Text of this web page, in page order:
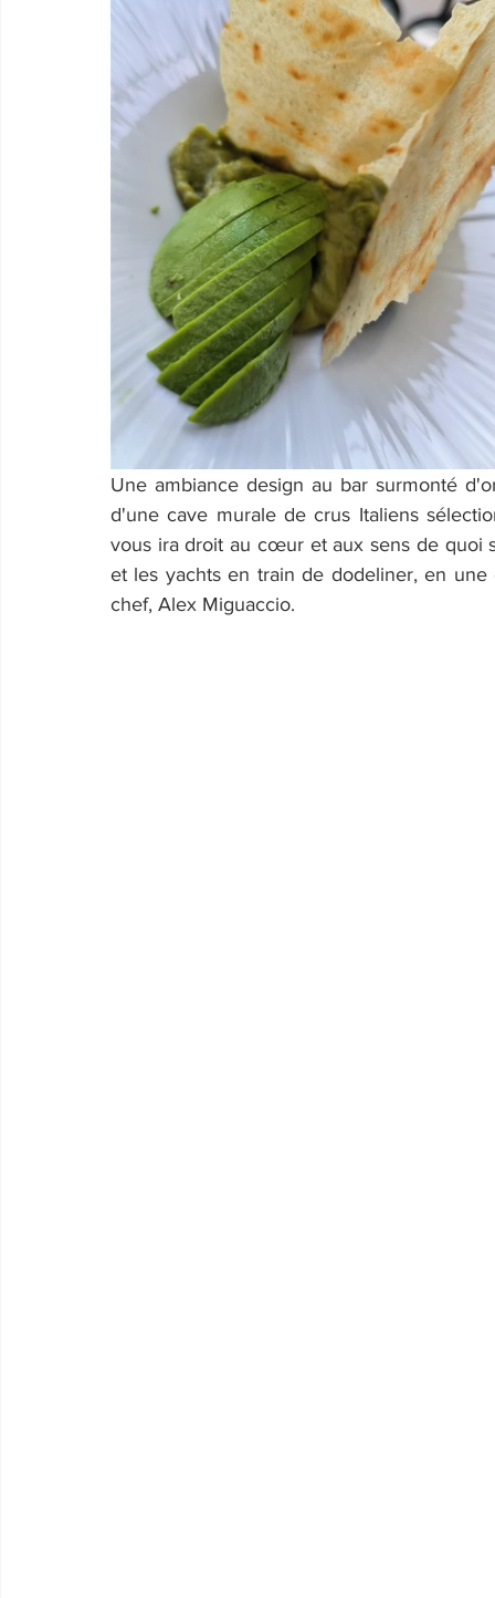
Une ambiance design au bar surmonté
d'une cave murale de crus Italiens
vous ira droit au cœur et aux sens de quoi
et les yachts en train de dodeliner, en
chef, Alex Miguaccio.